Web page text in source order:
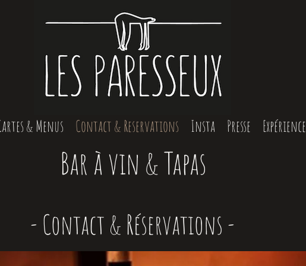
& Menus Contact & Reservations Insta Presse Expérience
Bar à vin & Tapas
- Contact & Réservations -